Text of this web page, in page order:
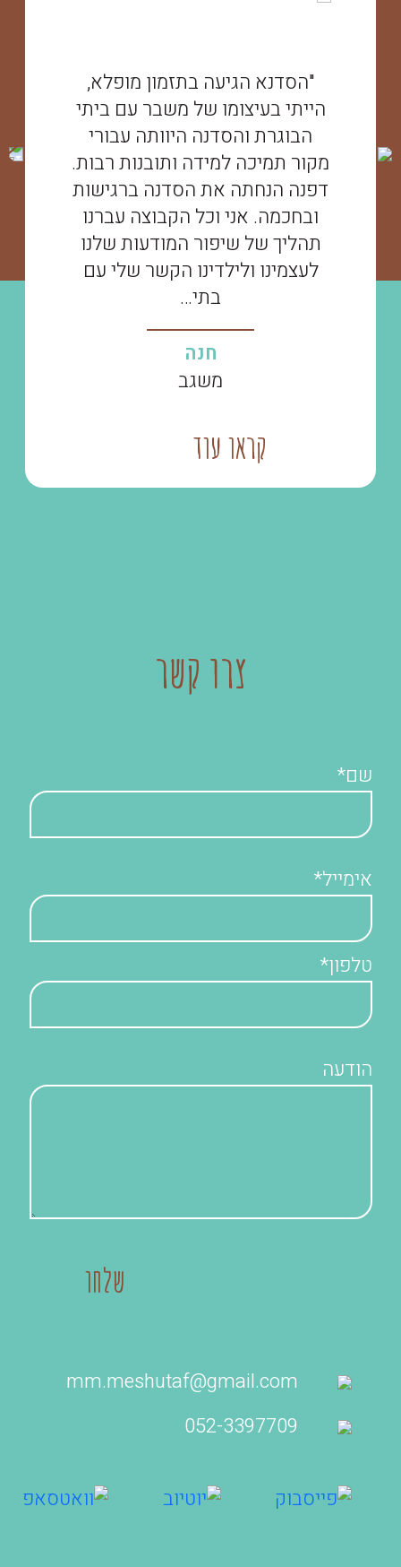
"הסדנא הגיעה בתזמון מופלא,
הייתי בעיצומו של משבר עם ביתי
הבוגרת והסדנה היוותה עבורי
מקור תמיכה למידה ותובנות רבות.
דפנה הנחתה את הסדנה ברגישות
ובחכמה. אני וכל הקבוצה עברנו
תהליך של שיפור המודעות שלנו
לעצמינו ולילדינו הקשר שלי עם
בתי…
חנה
משגב
קראו עוד
צרו קשר
שם*
אימייל*
טלפון*
הודעה
mm.meshutaf@gmail.com
052-3397709‬